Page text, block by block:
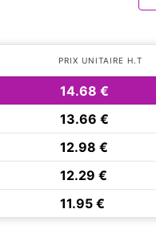
PRIX UNITAIRE H.T
14.68 €
13.66 €
12.98 €
12.29 €
11.95 €